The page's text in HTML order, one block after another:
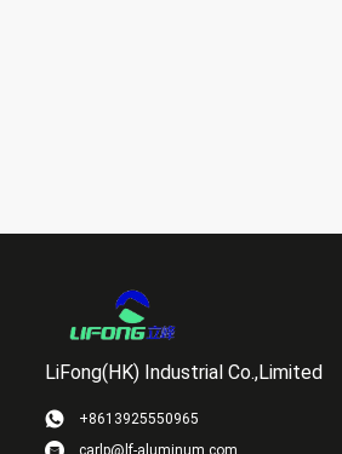
LiFong(HK) Industrial Co.,Limited
+8613925550965
carlp@lf-aluminum.com